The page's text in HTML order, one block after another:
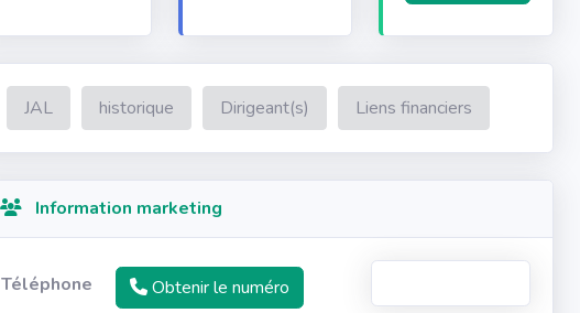
JAL historique Dirigeant(s) Liens financiers
Information marketing
Téléphone
Obtenir le numéro